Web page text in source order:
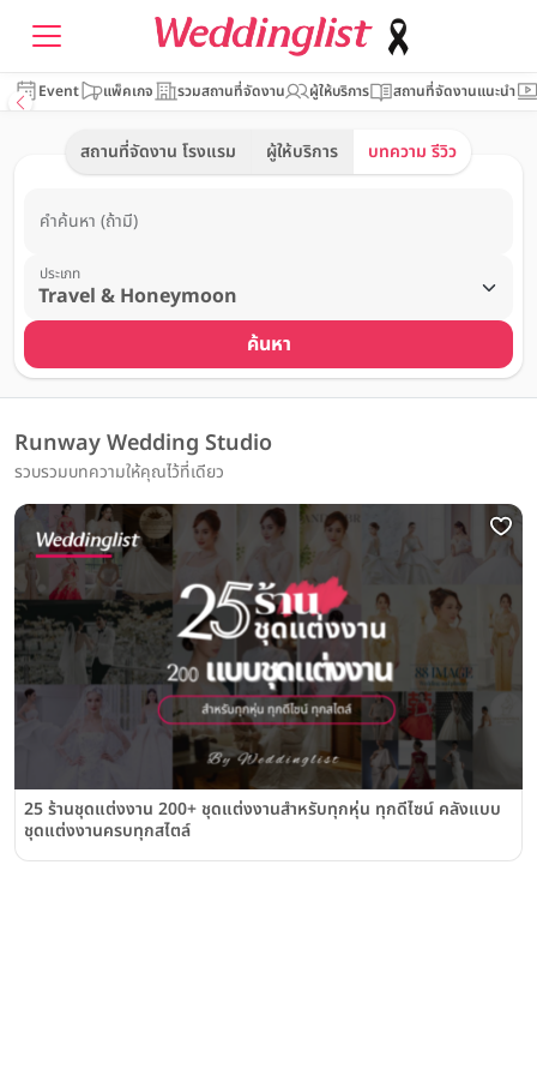
Event แพ็คเกจ รวมสถานที่จัดงาน ผู้ให้บริการ สถานที่จัดงานแนะนำ
สถานที่จัดงาน โรงแรม ผู้ให้บริการ บทความ รีวิว
คำค้นหา (ถ้ามี)
ประเภท
ค้นหา
Runway Wedding Studio
รวบรวมบทความให้คุณไว้ที่เดียว
25 ร้านชุดแต่งงาน 200+ ชุดแต่งงานสำหรับทุกหุ่น ทุกดีไซน์ คลังแบบ
ชุดแต่งงานครบทุกสไตล์